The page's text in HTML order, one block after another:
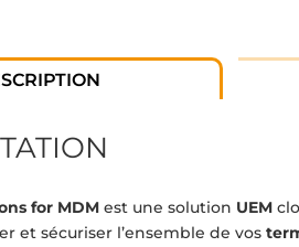
for MDM est une solution UEM
et sécuriser l’ensemble de vos